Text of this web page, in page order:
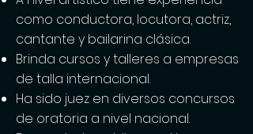
como conductora, locutora, actriz,
cantante y bailarina clásica.
Brinda cursos y talleres a empresas
de talla internacional.
Ha sido juez en diversos concursos
de oratoria a nivel nacional.